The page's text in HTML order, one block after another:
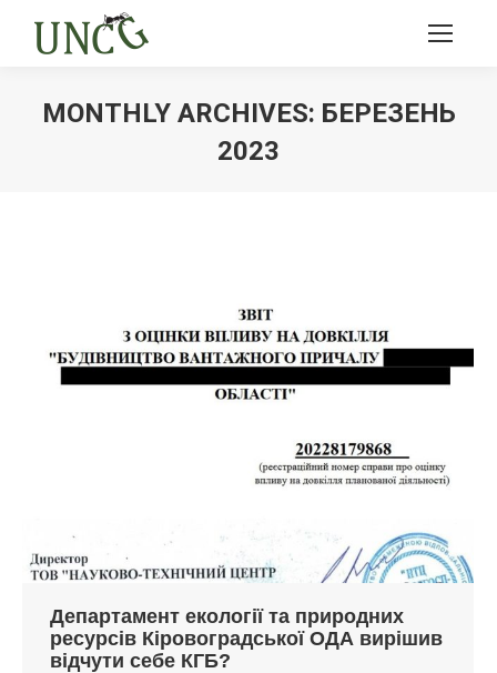
MONTHLY ARCHIVES: БЕРЕЗЕНЬ
2023
Департамент екології та природних
ресурсів Кіровоградської ОДА вирішив
відчути себе КГБ?